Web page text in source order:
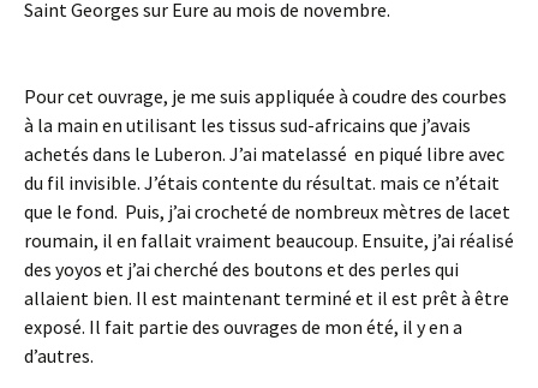
Saint Georges sur Eure au mois de novembre.
Pour cet ouvrage, je me suis appliquée à coudre des courbes
à la main en utilisant les tissus sud-africains que j’avais
achetés dans le Luberon. J’ai matelassé en piqué libre avec
du fil invisible. J’étais contente du résultat. mais ce n’était
que le fond. Puis, j’ai crocheté de nombreux mètres de lacet
roumain, il en fallait vraiment beaucoup. Ensuite, j’ai réalisé
des yoyos et j’ai cherché des boutons et des perles qui
allaient bien. Il est maintenant terminé et il est prêt à être
exposé. Il fait partie des ouvrages de mon été, il y en a
d’autres.